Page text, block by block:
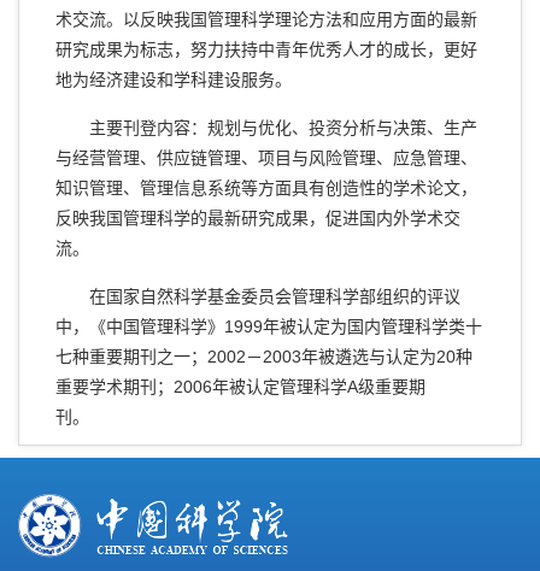
术交流。以反映我国管理科学理论方法和应用方面的最新
研究成果为标志，努力扶持中青年优秀人才的成长，更好
地为经济建设和学科建设服务。
主要刊登内容：规划与优化、投资分析与决策、生产
与经营管理、供应链管理、项目与风险管理、应急管理、
知识管理、管理信息系统等方面具有创造性的学术论文，
反映我国管理科学的最新研究成果，促进国内外学术交
流。
在国家自然科学基金委员会管理科学部组织的评议
中，《中国管理科学》1999年被认定为国内管理科学类十
七种重要期刊之一；2002－2003年被遴选与认定为20种
重要学术期刊；2006年被认定管理科学A级重要期
刊。